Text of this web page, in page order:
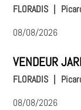
FLORADIS
08/08/2026
VENDEUR
FLORADIS
08/08/2026